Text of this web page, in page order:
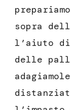
sopra
l’aiuto di
delle